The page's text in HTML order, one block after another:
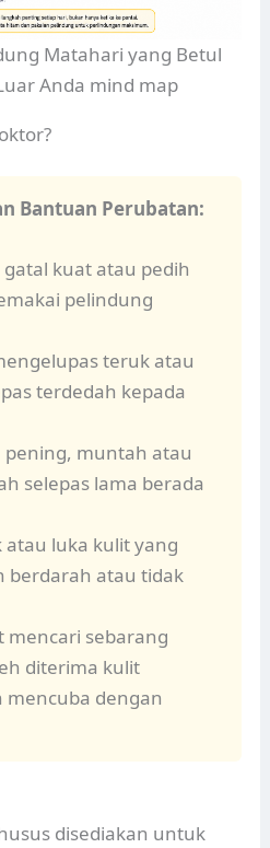
Matahari yang Betul
Anda mind map
Bantuan Perubatan:
kuat atau pedih
pelindung
teruk atau
terdedah kepada
pening, muntah atau
selepas lama berada
luka kulit yang
berdarah atau tidak
mencari sebarang
diterima kulit
dengan
disediakan untuk